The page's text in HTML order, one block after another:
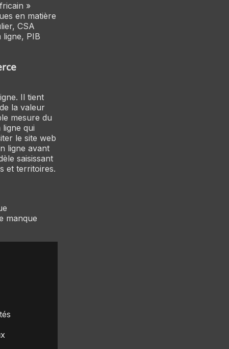
»
en matière
CSA
PIB
Il tient
la valeur
mesure du
qui
le site web
ligne avant
saisissant
et territoires.
manque